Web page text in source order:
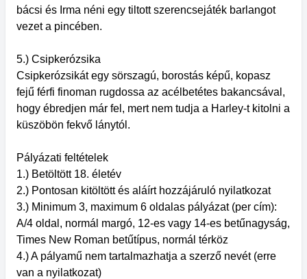
bácsi és Irma néni egy tiltott szerencsejáték barlangot
vezet a pincében.
5.) Csipkerózsika
Csipkerózsikát egy sörszagú, borostás képű, kopasz
fejű férfi finoman rugdossa az acélbetétes bakancsával,
hogy ébredjen már fel, mert nem tudja a Harley-t kitolni a
küszöbön fekvő lánytól.
Pályázati feltételek
1.) Betöltött 18. életév
2.) Pontosan kitöltött és aláírt hozzájáruló nyilatkozat
3.) Minimum 3, maximum 6 oldalas pályázat (per cím):
A/4 oldal, normál margó, 12-es vagy 14-es betűnagyság,
Times New Roman betűtípus, normál térköz
4.) A pályamű nem tartalmazhatja a szerző nevét (erre
van a nyilatkozat)